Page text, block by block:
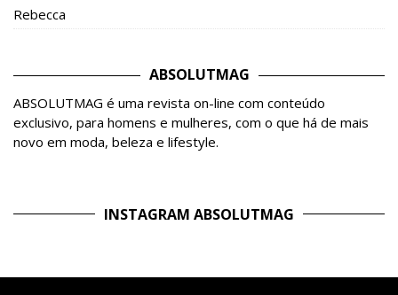
Rebecca
ABSOLUTMAG
ABSOLUTMAG é uma revista on-line com conteúdo
exclusivo, para homens e mulheres, com o que há de mais
novo em moda, beleza e lifestyle.
INSTAGRAM ABSOLUTMAG